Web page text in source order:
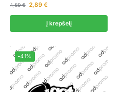
4,89€ 2,89 €
Į krepšelį
-41%